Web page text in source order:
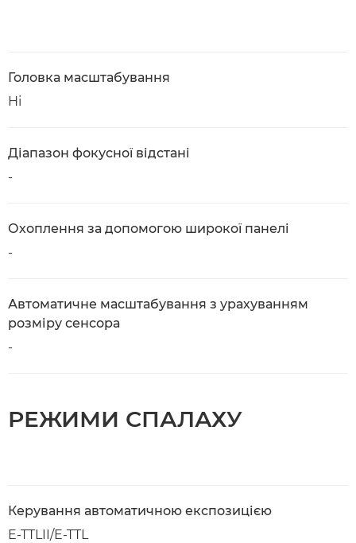
Головка масштабування
Ні
Діапазон фокусної відстані
-
Охоплення за допомогою широкої панелі
-
Автоматичне масштабування з урахуванням
розміру сенсора
-
РЕЖИМИ СПАЛАХУ
Керування автоматичною експозицією
E-TTLII/E-TTL